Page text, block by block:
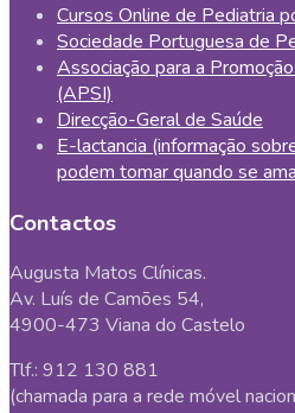
Cursos Online de Pediatria
Sociedade Portuguesa de
Associação para a
(APSI)
Direcção-Geral de Saúde
E-lactancia (informação
podem tomar quando se
Contactos
Augusta Matos Clínicas.
Av. Luís de Camões 54,
4900-473 Viana do Castelo
Tlf.: 912 130 881
(chamada para a rede móvel